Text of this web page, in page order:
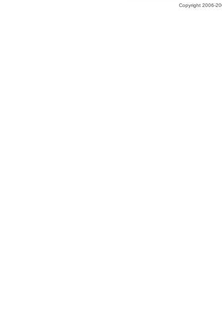
Copyright 2006-